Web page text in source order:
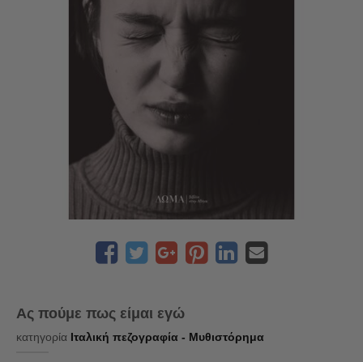
Ας πούμε πως είμαι εγώ
κατηγορία Ιταλική πεζογραφία - Μυθιστόρημα